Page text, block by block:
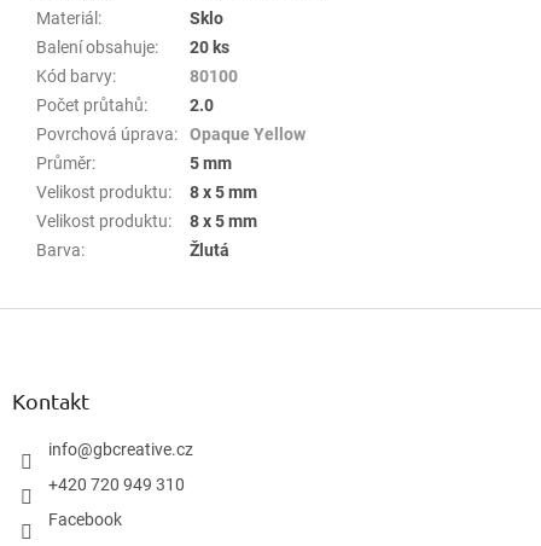
Materiál :
Sklo
Balení obsahuje:
20 ks
Kód barvy:
80100
Počet průtahů:
2.0
Povrchová úprava:
Opaque Yellow
Průměr:
5 mm
Velikost produktu:
8 x 5 mm
Velikost produktu:
8 x 5 mm
Barva: Žlutá
Z
Kontakt
info@gbcreative.cz
+420 720 949 310
Facebook